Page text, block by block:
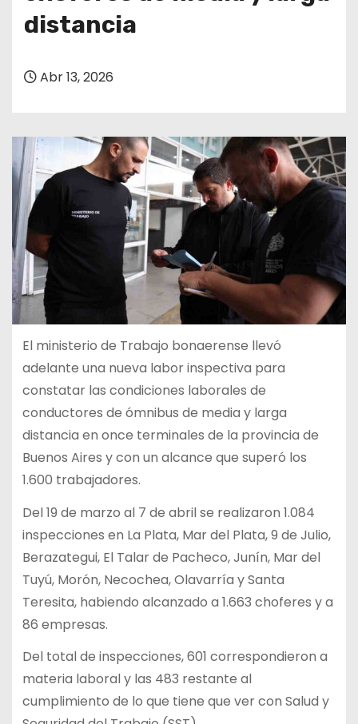
distancia
Abr 13, 2026
El ministerio de Trabajo bonaerense llevó
adelante una nueva labor inspectiva para
constatar las condiciones laborales de
conductores de ómnibus de media y larga
distancia en once terminales de la provincia de
Buenos Aires y con un alcance que superó los
1.600 trabajadores.
Del 19 de marzo al 7 de abril se realizaron 1.084
inspecciones en La Plata, Mar del Plata, 9 de Julio,
Berazategui, El Talar de Pacheco, Junín, Mar del
Tuyú, Morón, Necochea, Olavarría y Santa
Teresita, habiendo alcanzado a 1.663 choferes y a
86 empresas.
Del total de inspecciones, 601 correspondieron a
materia laboral y las 483 restante al
cumplimiento de lo que tiene que ver con Salud y